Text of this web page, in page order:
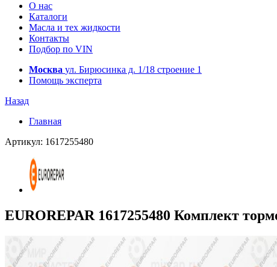
О нас
Каталоги
Масла и тех жидкости
Контакты
Подбор по VIN
Москва ул. Бирюсинка д. 1/18 строение 1
Помощь эксперта
Назад
Главная
Артикул: 1617255480
EUROREPAR 1617255480 Комплект